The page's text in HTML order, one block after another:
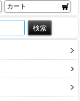
カート